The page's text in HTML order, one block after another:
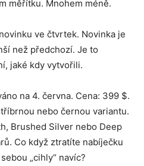
Inteligence
měřítku. Mnohem méně.
ve čtvrtek. Novinka je
než předchozí. Je to
jaké kdy vytvořili.
na 4. června. Cena: 399 $.
nebo černou variantu.
Brushed Silver nebo Deep
Co když ztratíte nabíječku
„cihly“ navíc?